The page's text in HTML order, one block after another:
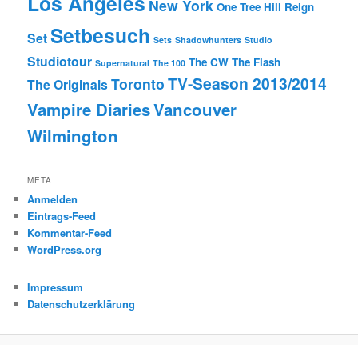
New York One Tree Hill Reign
SetSetbesuch Sets Shadowhunters Studio
Studiotour Supernatural The 100 The CW The Flash
The OriginalsToronto TV-Season 2013/2014
Vampire DiariesVancouver
Wilmington
META
Anmelden
Eintrags-Feed
Kommentar-Feed
WordPress.org
Impressum
Datenschutzerklärung